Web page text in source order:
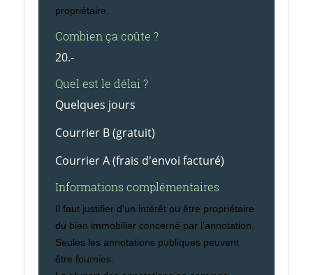
propriétaire.
Combien ça coûte ?
20.-
Quel est le délai ?
Quelques jours
Courrier B (gratuit)
Courrier A (frais d'envoi facturé)
Informations complémentaires
Il faut justifier d'un intérêt ou être propriétaire
du bien immobilier concerné par l'annotation.
Seules les annotations publiques peuvent
être fournies.